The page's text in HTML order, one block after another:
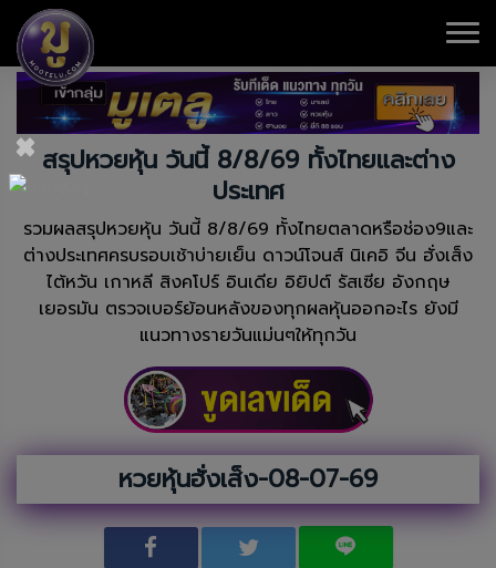
สรุปหวยหุ้น วันนี้ 8/8/69 ทั้งไทยและต่าง
ประเทศ
รวมผลสรุปหวยหุ้น วันนี้ 8/8/69 ทั้งไทยตลาดหรือช่อง9และ
ต่างประเทศครบรอบเช้าบ่ายเย็น ดาวน์โจนส์ นิเคอิ จีน ฮั่งเส็ง
ไต้หวัน เกาหลี สิงคโปร์ อินเดีย อิยิปต์ รัสเซีย อังกฤษ
เยอรมัน ตรวจเบอร์ย้อนหลังของทุกผลหุ้นออกอะไร ยังมี
แนวทางรายวันแม่นๆให้ทุกวัน
หวยหุ้นฮั่งเส็ง-08-07-69
×